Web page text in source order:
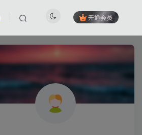
开通会员